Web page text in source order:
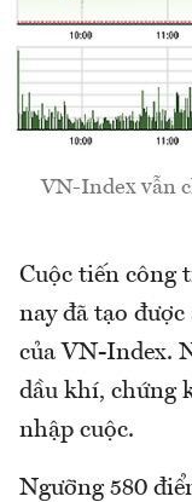
VN-Index vẫn
Cuộc tiến công
nay đã tạo
của VN-Index.
dầu khí, chứng
nhập cuộc.
Ngưỡng 580